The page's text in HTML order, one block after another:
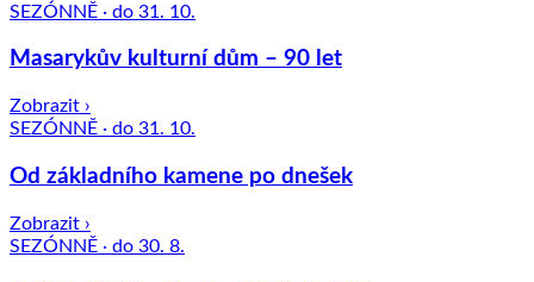
SEZÓNNĚ · do 31. 10.
Masarykův kulturní dům – 90 let
Zobrazit ›
SEZÓNNĚ · do 31. 10.
Od základního kamene po dnešek
Zobrazit ›
SEZÓNNĚ · do 30. 8.